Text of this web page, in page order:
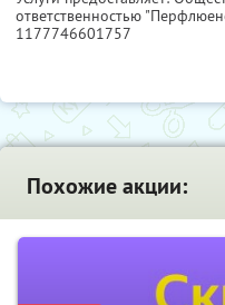
ответственностью
1177746601757
Похожие акции: